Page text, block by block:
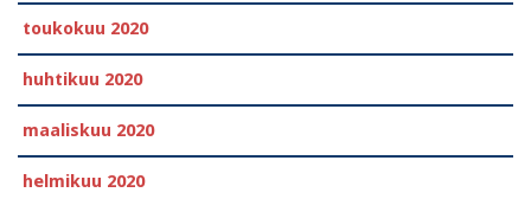
toukokuu 2020
huhtikuu 2020
maaliskuu 2020
helmikuu 2020